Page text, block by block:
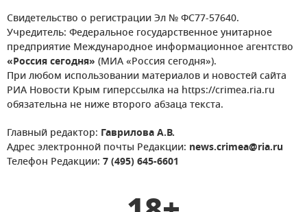
Свидетельство о регистрации Эл № ФС77-57640.
Учредитель: Федеральное государственное унитарное
предприятие Международное информационное агентство
«Россия сегодня» (МИА «Россия сегодня»).
При любом использовании материалов и новостей сайта
РИА Новости Крым гиперссылка на https://crimea.ria.ru
обязательна не ниже второго абзаца текста.
Главный редактор: Гаврилова А.В.
Адрес электронной почты Редакции: news.crimea@ria.ru
Телефон Редакции: 7 (495) 645-6601